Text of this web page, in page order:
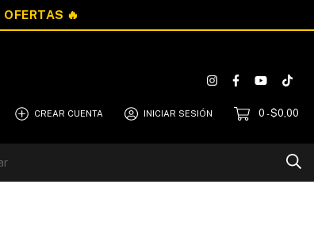
CREAR CUENTA INICIAR SESIÓN 0 -$0,00